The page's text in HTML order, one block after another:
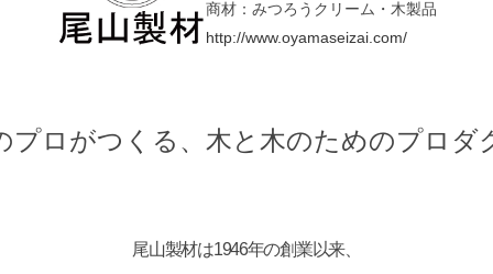
商材：みつろうクリーム・木製品
http://www.oyamaseizai.com/
プロがつくる、木と木のためのプロダ
尾山製材は1946年の創業以来、